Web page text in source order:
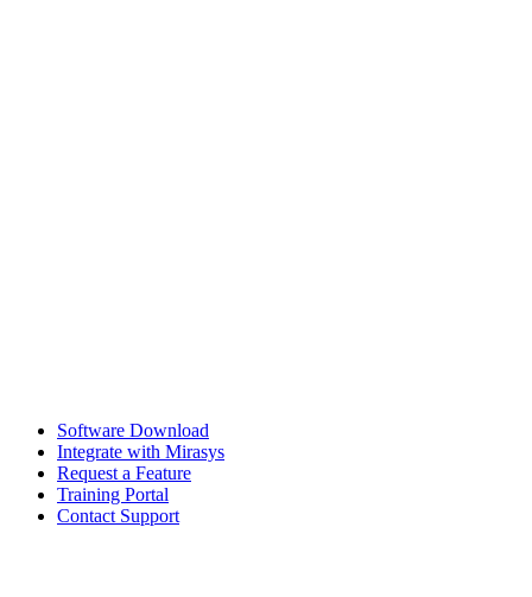
Software Download
Integrate with Mirasys
Request a Feature
Training Portal
Contact Support